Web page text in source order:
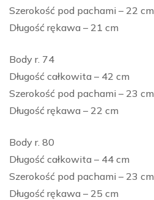
Szerokość pod pachami – 22 cm
Długość rękawa – 21 cm
Body r. 74
Długość całkowita – 42 cm
Szerokość pod pachami – 23 cm
Długość rękawa – 22 cm
Body r. 80
Długość całkowita – 44 cm
Szerokość pod pachami – 23 cm
Długość rękawa – 25 cm